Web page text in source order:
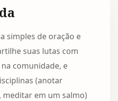
simples de oração e
suas lutas com
comunidade, e
(anotar
meditar em um salmo)